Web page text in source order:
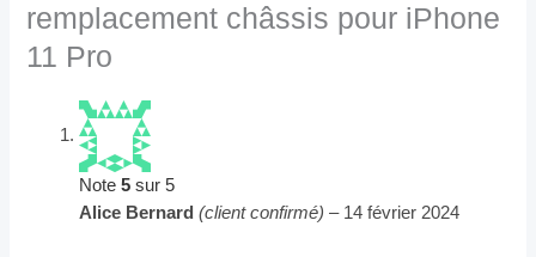
remplacement châssis pour iPhone
11 Pro
Note5 sur 5
Alice Bernard(client confirmé) – 14 février 2024